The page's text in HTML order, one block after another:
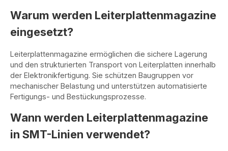
Warum werden Leiterplattenmagazine
eingesetzt?
Leiterplattenmagazine ermöglichen die sichere Lagerung
und den strukturierten Transport von Leiterplatten innerhalb
der Elektronikfertigung. Sie schützen Baugruppen vor
mechanischer Belastung und unterstützen automatisierte
Fertigungs- und Bestückungsprozesse.
Wann werden Leiterplattenmagazine
in SMT-Linien verwendet?